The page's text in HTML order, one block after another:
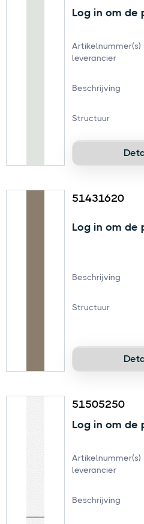
Log in om de
Artikelnummer(s)
leverancier
Beschrijving
Structuur
51431620
Log in om de
Beschrijving
Structuur
51505250
Log in om de
Artikelnummer(s)
leverancier
Beschrijving